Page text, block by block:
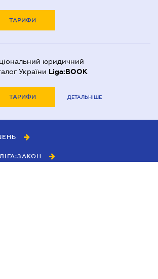
ТАРИФИ
юридичний
України Liga:BOOK
ТАРИФИ ДЕТАЛЬНІШЕ